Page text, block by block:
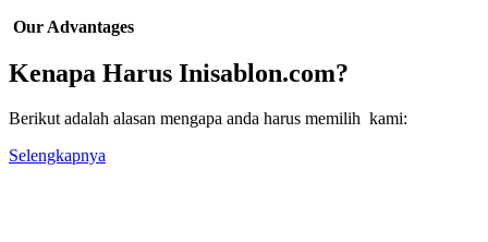
Our Advantages
Kenapa Harus Inisablon.com?
Berikut adalah alasan mengapa anda harus memilih kami:
Selengkapnya